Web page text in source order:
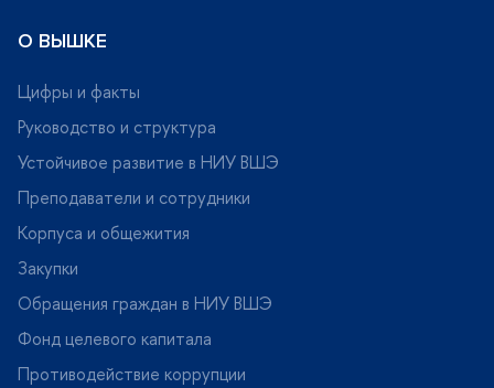
О ВЫШКЕ
Цифры и факты
Руководство и структура
Устойчивое развитие в НИУ ВШЭ
Преподаватели и сотрудники
Корпуса и общежития
Закупки
Обращения граждан в НИУ ВШЭ
Фонд целевого капитала
Противодействие коррупции